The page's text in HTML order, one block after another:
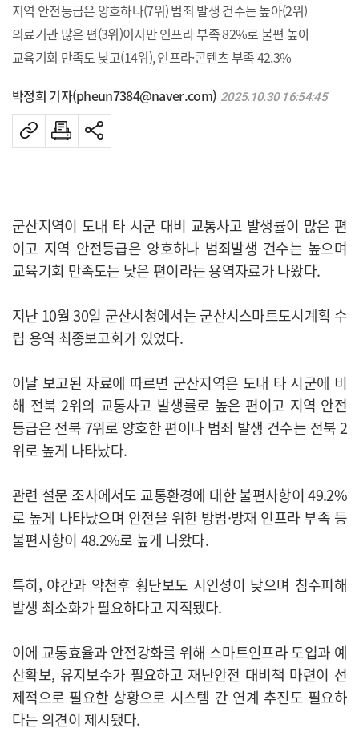
지역 안전등급은 양호하나(7위) 범죄 발생 건수는 높아(2위)
의료기관 많은 편(3위)이지만 인프라 부족 82%로 불편 높아
교육기회 만족도 낮고(14위), 인프라·콘텐츠 부족 42.3%
박정희 기자(pheun7384@naver.com) 2025.10.30 16:54:45
군산지역이 도내 타 시군 대비 교통사고 발생률이 많은 편
이고 지역 안전등급은 양호하나 범죄발생 건수는 높으며
교육기회 만족도는 낮은 편이라는 용역자료가 나왔다.
지난 10월 30일 군산시청에서는 군산시스마트도시계획 수
립 용역 최종보고회가 있었다.
이날 보고된 자료에 따르면 군산지역은 도내 타 시군에 비
해 전북 2위의 교통사고 발생률로 높은 편이고 지역 안전
등급은 전북 7위로 양호한 편이나 범죄 발생 건수는 전북 2
위로 높게 나타났다.
관련 설문 조사에서도 교통환경에 대한 불편사항이 49.2%
로 높게 나타났으며 안전을 위한 방범·방재 인프라 부족 등
불편사항이 48.2%로 높게 나왔다.
특히, 야간과 악천후 횡단보도 시인성이 낮으며 침수피해
발생 최소화가 필요하다고 지적됐다.
이에 교통효율과 안전강화를 위해 스마트인프라 도입과 예
산확보, 유지보수가 필요하고 재난안전 대비책 마련이 선
제적으로 필요한 상황으로 시스템 간 연계 추진도 필요하
다는 의견이 제시됐다.